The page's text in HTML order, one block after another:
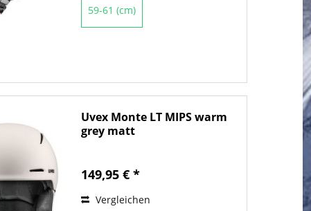
59-61 (cm)
Uvex Monte LT MIPS warm
grey matt
149,95 € *
Vergleichen